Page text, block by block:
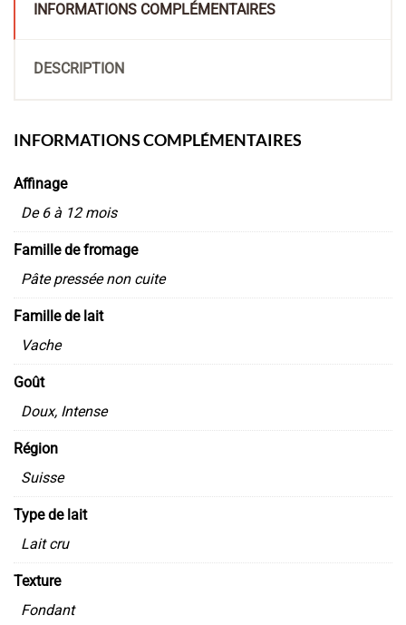
INFORMATIONS COMPLÉMENTAIRES
DESCRIPTION
INFORMATIONS COMPLÉMENTAIRES
Affinage
De 6 à 12 mois
Famille de fromage
Pâte pressée non cuite
Famille de lait
Vache
Goût
Doux, Intense
Région
Suisse
Type de lait
Lait cru
Texture
Fondant